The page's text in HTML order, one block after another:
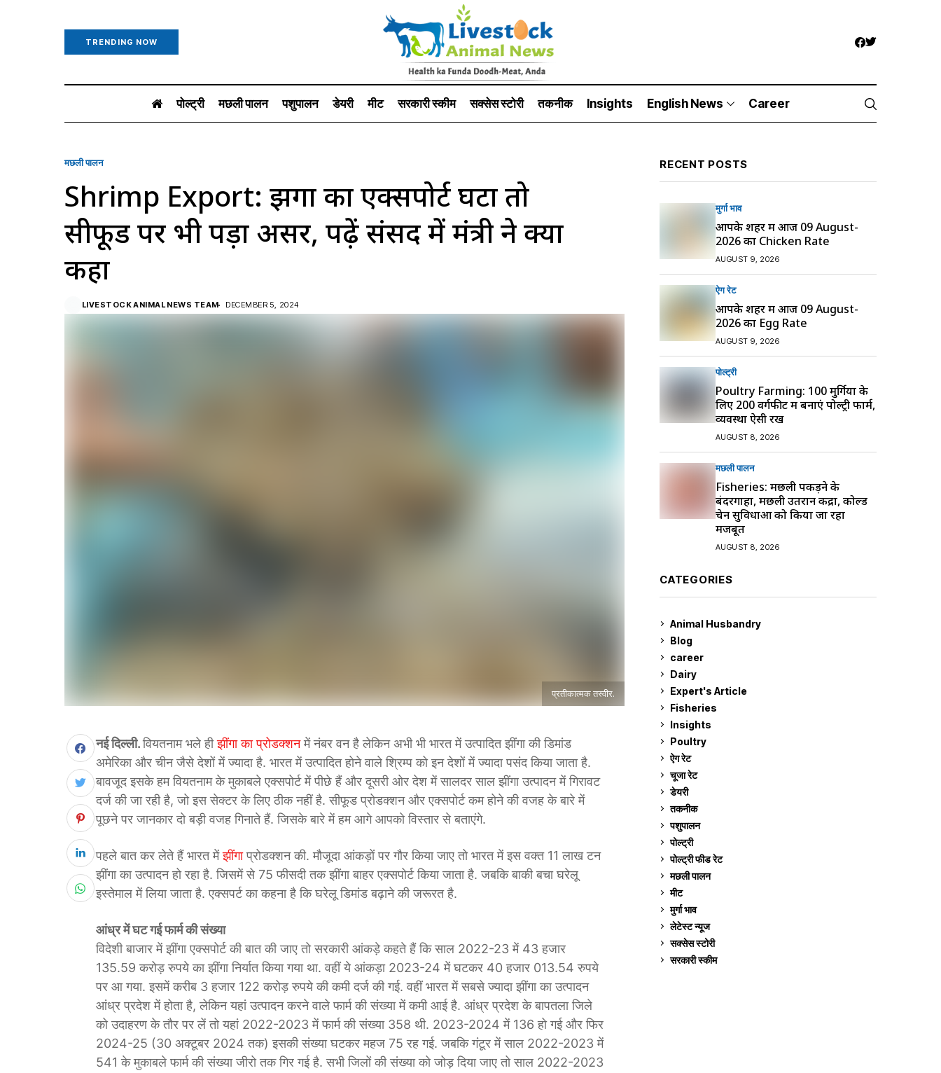
TRENDING NOW
पोल्ट्री मछली पालन पशुपालन डेयरी मीट सरकारी स्की‍म सक्सेस स्टो‍री तकनीक Insights English News Career
मछली पालन
Shrimp Export: झींगा का एक्सपोर्ट घटा तो
सीफूड पर भी पड़ा असर, पढ़ें संसद में मंत्री ने क्या
कहा
LIVESTOCK ANIMAL NEWS TEAM DECEMBER 5, 2024
प्रतीकात्मक तस्वीर.
नई दिल्ली.वियतनाम भले हीझींगा का प्रोडक्शनमें नंबर वन है लेकिन अभी भी भारत में उत्पादित झींगा की डिमांड
अमेरिका और चीन जैसे देशों में ज्यादा है. भारत में उत्पादित होने वाले श्रिम्प को इन देशों में ज्यादा पसंद किया जाता है.
बावजूद इसके हम वियतनाम के मुकाबले एक्सपोर्ट में पीछे हैं और दूसरी ओर देश में सालदर साल झींगा उत्पादन में गिरावट
दर्ज की जा रही है, जो इस सेक्टर के लिए ठीक नहीं है. सीफूड प्रोडक्शन और एक्सपोर्ट कम होने की वजह के बारे में
पूछने पर जानकार दो बड़ी वजह गिनाते हैं. जिसके बारे में हम आगे आपको विस्तार से बताएंगे.
पहले बात कर लेते हैं भारत मेंझींगाप्रोडक्शन की. मौजूदा आंकड़ों पर गौर किया जाए तो भारत में इस वक्त 11 लाख टन
झींगा का उत्पादन हो रहा है. जिसमें से 75 फीसदी तक झींगा बाहर एक्सपोर्ट किया जाता है. जबकि बाकी बचा घरेलू
इस्तेमाल में​ लिया जाता है. एक्सपर्ट का कहना है कि घरेलू डिमांड बढ़ाने की जरूरत है.
आंध्र में घट गई फार्म की संख्या
विदेशी बाजार में झींगा एक्सपोर्ट की बात की जाए तो सरकारी आंकड़े कहते हैं कि साल 2022-23 में 43 हजार
135.59 करोड़ रुपये का झींगा निर्यात किया गया था. वहीं ये आंकड़ा 2023-24 में घटकर 40 हजार 013.54 रुपये
पर आ गया. इसमें करीब 3 हजार 122 करोड़ रुपये की कमी दर्ज की गई. वहीं भारत में सबसे ज्यादा झींगा का उत्पादन
आंध्र प्रदेश में होता है, लेकिन यहां उत्पादन करने वाले फार्म की संख्या में कमी आई है. आंध्र प्रदेश के बापतला जिले
को उदाहरण के तौर पर लें तो यहां 2022-2023 में फार्म की संख्या 358 थी. 2023-2024 में 136 हो गई और फिर
2024-25 (30 अक्टूबर 2024 तक) इसकी संख्या घटकर महज 75 रह गई. जबकि गंटूर में साल 2022-2023 में
541 के मुकाबले फार्म की संख्या जीरो तक गिर गई है. सभी जिलों की संख्या को जोड़ दिया जाए तो साल 2022-2023
RECENT POSTS
मुर्गा भाव
आपके शहर में आज 09 August-
2026 का Chicken Rate
AUGUST 9, 2026
ऐग रेट
आपके शहर में आज 09 August-
2026 का Egg Rate
AUGUST 9, 2026
पोल्ट्री
Poultry Farming: 100 मुर्गियों के
लिए 200 वर्गफीट में बनाएं पोल्ट्री फार्म,
व्यवस्था ऐसी रखें
AUGUST 8, 2026
मछली पालन
Fisheries: मछली पकड़ने के
बंदरगाहों, मछली उतरान केंद्रों, कोल्ड
चेन सुविधाओं को किया जा रहा
मजबूत
AUGUST 8, 2026
CATEGORIES
Animal Husbandry
Blog
career
Dairy
Expert's Article
Fisheries
Insights
Poultry
ऐग रेट
चूजा रेट
डेयरी
तकनीक
पशुपालन
पोल्ट्री
पोल्ट्री फीड रेट
मछली पालन
मीट
मुर्गा भाव
लेटेस्ट न्यूज
सक्सेस स्टो‍री
सरकारी स्की‍म